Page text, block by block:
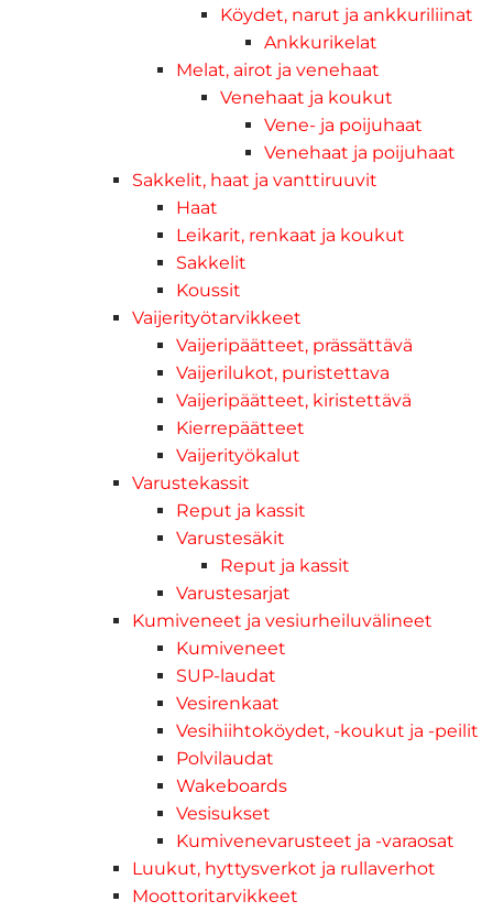
Köydet, narut ja ankkuriliinat
Ankkurikelat
Melat, airot ja venehaat
Venehaat ja koukut
Vene- ja poijuhaat
Venehaat ja poijuhaat
Sakkelit, haat ja vanttiruuvit
Haat
Leikarit, renkaat ja koukut
Sakkelit
Koussit
Vaijerityötarvikkeet
Vaijeripäätteet, prässättävä
Vaijerilukot, puristettava
Vaijeripäätteet, kiristettävä
Kierrepäätteet
Vaijerityökalut
Varustekassit
Reput ja kassit
Varustesäkit
Reput ja kassit
Varustesarjat
Kumiveneet ja vesiurheiluvälineet
Kumiveneet
SUP-laudat
Vesirenkaat
Vesihiihtoköydet, -koukut ja -peilit
Polvilaudat
Wakeboards
Vesisukset
Kumivenevarusteet ja -varaosat
Luukut, hyttysverkot ja rullaverhot
Moottoritarvikkeet